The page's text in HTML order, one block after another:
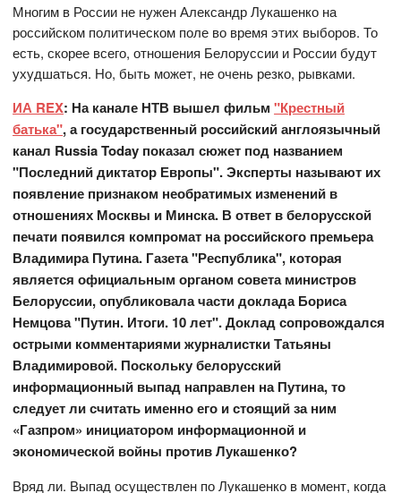
Многим в России не нужен Александр Лукашенко на
российском политическом поле во время этих выборов. То
есть, скорее всего, отношения Белоруссии и России будут
ухудшаться. Но, быть может, не очень резко, рывками.
ИА REX: На канале НТВ вышел фильм"Крестный
батька", а государственный российский англоязычный
канал Russia Today показал сюжет под названием
"Последний диктатор Европы". Эксперты называют их
появление признаком необратимых изменений в
отношениях Москвы и Минска. В ответ в белорусской
печати появился компромат на российского премьера
Владимира Путина. Газета "Республика", которая
является официальным органом совета министров
Белоруссии, опубликовала части доклада Бориса
Немцова "Путин. Итоги. 10 лет". Доклад сопровождался
острыми комментариями журналистки Татьяны
Владимировой. Поскольку белорусский
информационный выпад направлен на Путина, то
следует ли считать именно его и стоящий за ним
«Газпром» инициатором информационной и
экономической войны против Лукашенко?
Вряд ли. Выпад осуществлен по Лукашенко в момент, когда